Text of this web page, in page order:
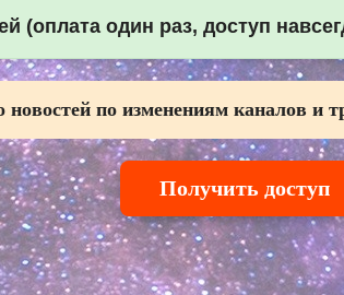
(оплата один раз, доступ
новостей по изменениям каналов и
Получить доступ